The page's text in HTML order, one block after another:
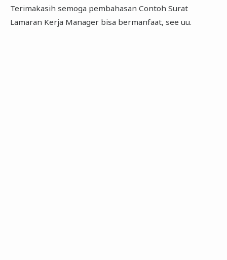
Terimakasih semoga pembahasan Contoh Surat
Lamaran Kerja Manager bisa bermanfaat, see uu.